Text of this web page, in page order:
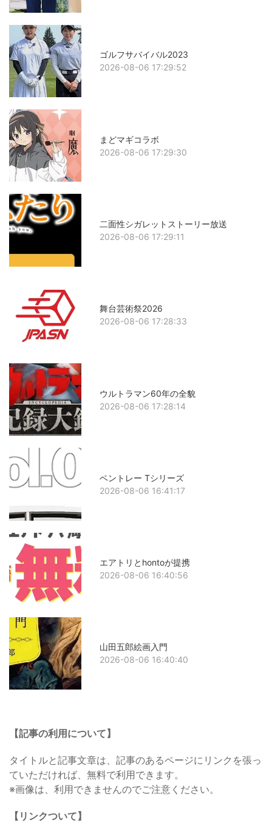
ゴルフサバイバル2023
2026-08-06 17:29:52
まどマギコラボ
2026-08-06 17:29:30
二面性シガレットストーリー放送
2026-08-06 17:29:11
舞台芸術祭2026
2026-08-06 17:28:33
ウルトラマン60年の全貌
2026-08-06 17:28:14
ベントレー Tシリーズ
2026-08-06 16:41:17
エアトリとhontoが提携
2026-08-06 16:40:56
山田五郎絵画入門
2026-08-06 16:40:40
【記事の利用について】
タイトルと記事文章は、記事のあるページにリンクを張っ
ていただければ、無料で利用できます。
※画像は、利用できませんのでご注意ください。
【リンクついて】